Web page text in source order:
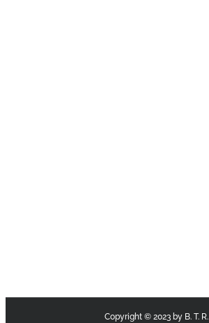
Copyright © 2023 by B. T. R.